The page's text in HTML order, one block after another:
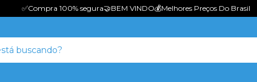
✅Compra 100% seguraㅤㅤㅤㅤㅤ🤝BEM VINDOㅤㅤㅤㅤ💰Melhores Preços Do Brasil